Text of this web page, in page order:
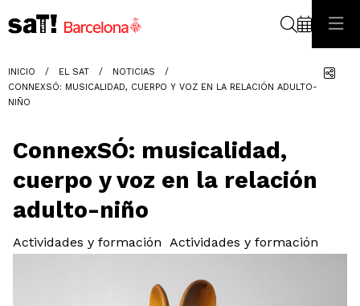
INICIO EL SAT
NOTICIAS
CONNEXSÓ: MUSICALIDAD, CUERPO Y VOZ EN LA RELACIÓN ADULTO-
NIÑO
ConnexSÓ: musicalidad,
cuerpo y voz en la relación
adulto-niño
Actividades y formación Actividades y formación